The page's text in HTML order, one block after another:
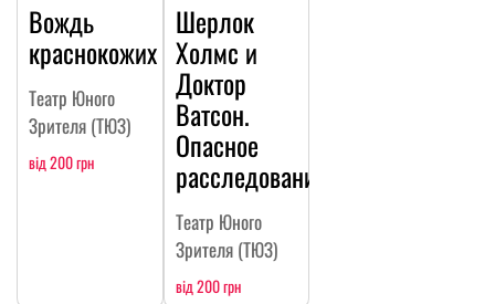
Вождь
краснокожих
Театр Юного
Зрителя (ТЮЗ)
від 200 грн
Шерлок
Холмс и
Доктор
Ватсон.
Опасное
расследование
Театр Юного
Зрителя (ТЮЗ)
від 200 грн